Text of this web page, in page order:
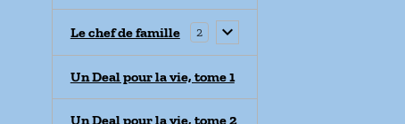
Le chef de famille 2
Un Deal pour la vie, tome 1
Un Deal pour la vie, tome 2